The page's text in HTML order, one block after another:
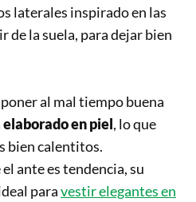
laterales inspirado en las
de la suela, para dejar bien
al mal tiempo buena
elaborado en piel, lo que
bien calentitos.
ante es tendencia, su
paravestir elegantes en